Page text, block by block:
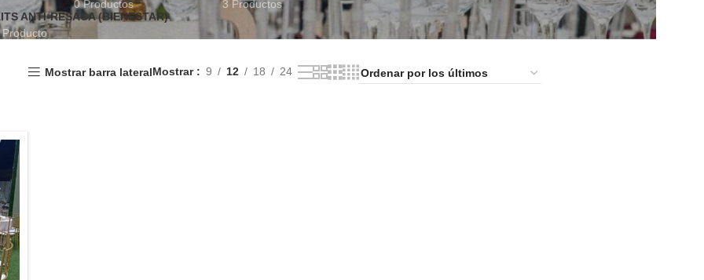
0 Productos
3 Productos
ANTI-RESACA (BIENESTAR)
Mostrar barra lateralMostrar 9 12 18 24